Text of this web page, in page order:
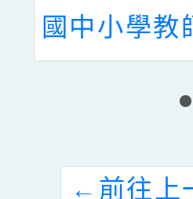
國中小學教
球錦標
← 前往上